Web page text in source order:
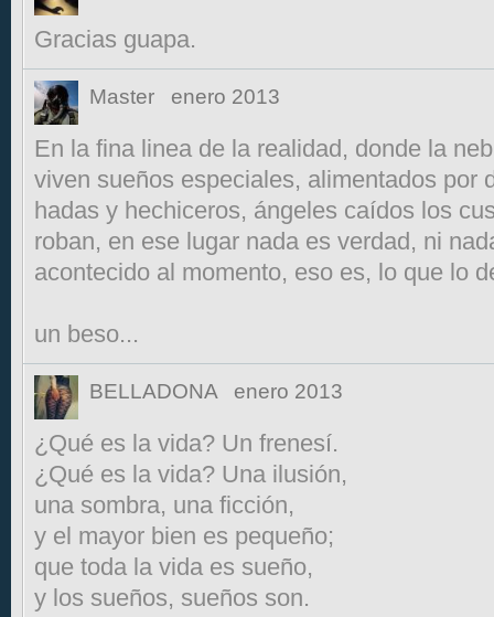
Gracias guapa.
Master enero 2013
En la fina linea de la realidad, donde la
viven sueños especiales, alimentados por
hadas y hechiceros, ángeles caídos los
roban, en ese lugar nada es verdad, ni
acontecido al momento, eso es, lo que lo
un beso...
BELLADONA enero 2013
¿Qué es la vida? Un frenesí.
¿Qué es la vida? Una ilusión,
una sombra, una ficción,
y el mayor bien es pequeño;
que toda la vida es sueño,
y los sueños, sueños son.